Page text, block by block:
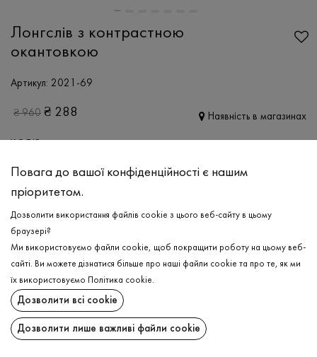
Лонгслів з контрастною
окантовкою
Артикул: 2021-69
₴960 ₴ 288 Наявність в магазинах
МОЛОЧНИЙ
ДОДАТИ ДО КОШИКА
ОБЕРІТЬ РОЗМІР
Лонгслів з контрастною окантовкою
ДОДАТИ ДО КОШИКА
Повага до вашої конфіденційності є нашим
пріоритетом.
Дозволити використання файлів cookie з цього веб-сайту в цьому
браузері?
Ми використовуємо файли cookie, щоб покращити роботу на цьому веб-
сайті. Ви можете дізнатися більше про наші файли cookie та про те, як ми
їх використовуємо
Політика cookie.
Дозволити всі cookie
Дозволити лише важливі файли cookie